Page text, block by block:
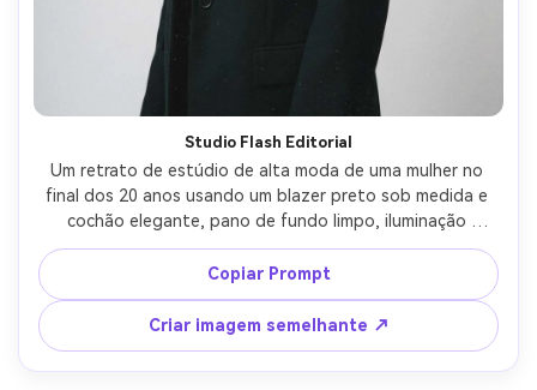
Studio Flash Editorial
Um retrato de estúdio de alta moda de uma mulher no
final dos 20 anos usando um blazer preto sob medida e
cochão elegante, pano de fundo limpo, iluminação
estroboscópica com softbox, holofotes afiados, depois
classificado para parecer filme digitalizado com grão fino,
pretos ligeiramente elevados, manchas de poeira sutis,
tirado em Sony A7R V, 85mm f/1.4, moldura cintura para
cima, qualidade editorial de revista-AR 4:5
Copiar Prompt
Criar imagem semelhante ↗